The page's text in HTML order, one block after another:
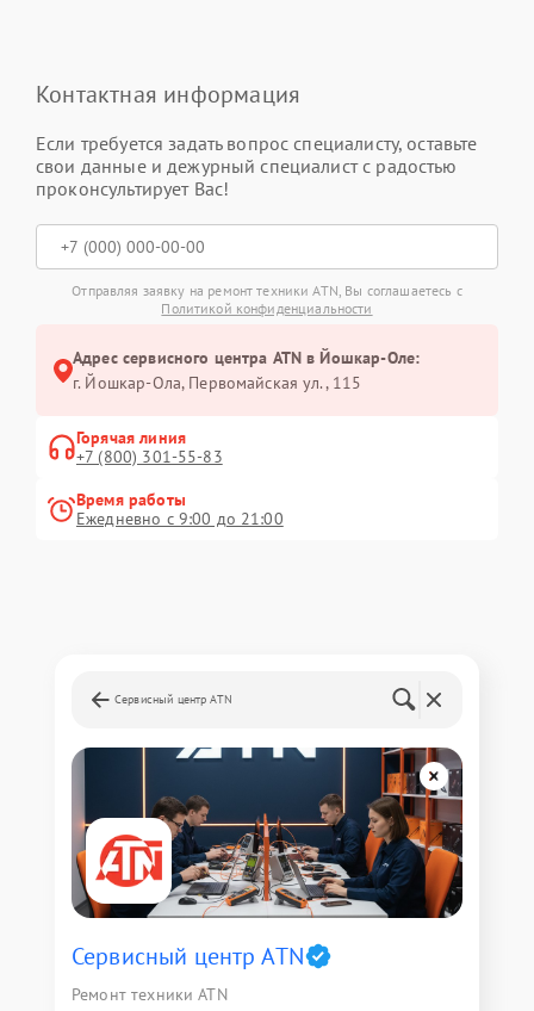
Контактная информация
Если требуется задать вопрос специалисту, оставьте
свои данные и дежурный специалист с радостью
проконсультирует Вас!
Отправляя заявку на ремонт техники ATN, Вы соглашаетесь с
Политикой конфиденциальности
Адрес сервисного центра ATN в Йошкар-Оле:
г. Йошкар-Ола, Первомайская ул., 115
Горячая линия
+7 (800) 301-55-83
Время работы
Ежедневно с 9:00 до 21:00
Сервисный центр ATN
Сервисный центр ATN
Ремонт техники ATN